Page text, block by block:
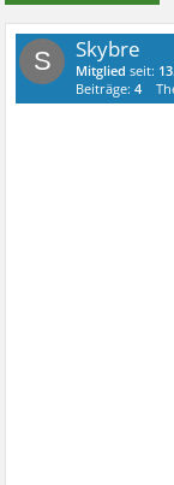
S Skybre
Mitglied seit:
Beiträge:4